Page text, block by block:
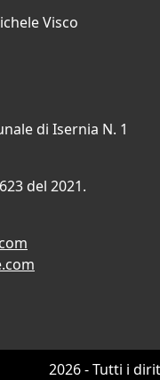
Visco
di Isernia N. 1
del 2021.
2026 - Tutti i